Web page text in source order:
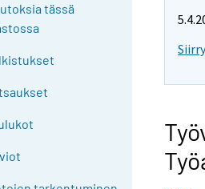
tässä